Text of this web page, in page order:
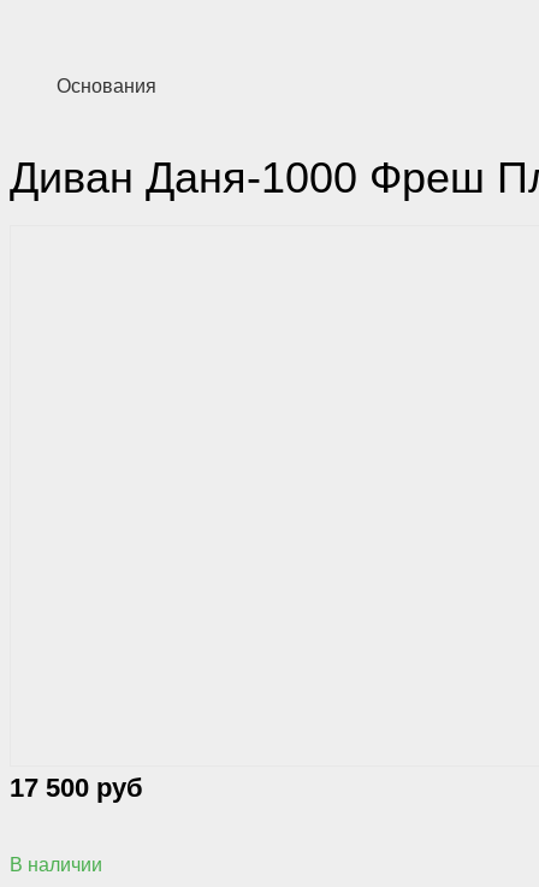
Основания
Диван Даня-1000 Фреш
17 500 руб
В наличии